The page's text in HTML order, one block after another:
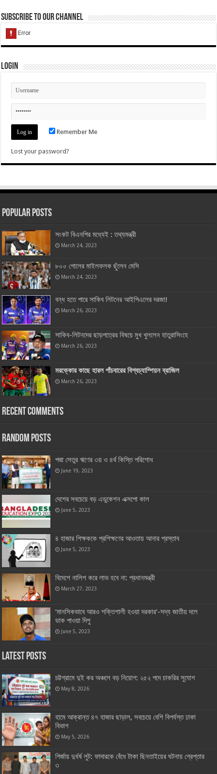
Subscribe to our Channel
Login
Remember Me
Lost your password?
Popular Posts
সংকট বিএনপির মধ্যেই : তথ্যমন্ত্রী
March 24, 2023
৮০০ গোলের মাইলফলক ছুঁলেন মেসি
March 24, 2023
বন্ধ হতে পারে সাকিব লিটনের আইপিএলের দরজা!
March 26, 2023
সাকিব-লিটনদের ছাড়পত্রের বিষয়ে মুখ খুললেন হাতুরাসিংহে
March 26, 2023
মরক্কোর কাছে হারল পাঁচবারের বিশ্বচ্যাম্পিয়ন ব্রাজিল
March 26, 2023
Recent Comments
Random Posts
পদ্মা সেতুর ঋণের ৩য় ও ৪র্থ কিস্তি পরিশোধ
June 19, 2023
দেশের সবচেয়ে বড় এডুকেশন এক্সপো কাল
June 5, 2023
৪ হাজার শিক্ষককে প্রশিক্ষণের আওতায় আনার প্রস্তাব
June 5, 2023
বিদেশে নালিশ করে লাভ হবে না: প্রধানমন্ত্রী
March 27, 2023
‘মানসিকভাবে আরও শক্তিশালী হওয়া দরকার’-সদ্য জাতীয় দলে
ডাক পাওয়া দিপু
June 5, 2023
Latest Posts
চট্টগ্রামে দুই কর অঞ্চলে বড় নিয়োগ: ২৫২ পদে চাকরির সুযোগ
May 8, 2026
হামে আক্রান্ত ৪৭ হাজার ছাড়াল, সবচেয়ে বেশি বিপর্যস্ত ঢাকা
বিভাগ
May 5, 2026
গির্জায় দুর্ধর্ষ লুট: ফাদারকে বেঁধে টাকা ছিনতাইয়ের ঘটনায় গ্রেপ্তার
৩